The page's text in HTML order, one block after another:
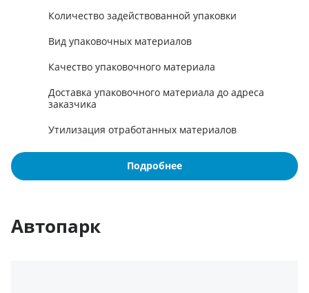
Количество задействованной упаковки
Вид упаковочных материалов
Качество упаковочного материала
Доставка упаковочного материала до адреса
заказчика
Утилизация отработанных материалов
Подробнее
Автопарк